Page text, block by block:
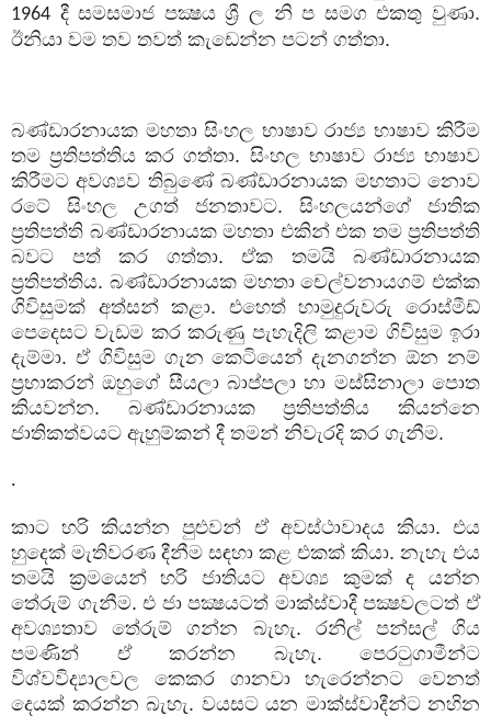
1964 දී සමසමාජ පක්‍ෂය ශ්‍රී ල නි ප සමග එකතු වුණා.
ඊනියා වම තව තවත් කැඩෙන්න පටන් ගත්තා.
බණ්ඩාරනායක මහතා සිංහල භාෂාව රාජ්‍ය භාෂාව කිරීම
තම ප්‍රතිපත්තිය කර ගත්තා. සිංහල භාෂාව රාජ්‍ය භාෂාව
කිරීමට අවශ්‍යව තිබුණේ බණ්ඩාරනායක මහතාට නොව
රටේ සිංහල උගත් ජනතාවට. සිංහලයන්ගේ ජාතික
ප්‍රතිපත්ති බණ්ඩාරනායක මහතා එකින් එක තම ප්‍රතිපත්ති
බවට පත් කර ගත්තා. ඒක තමයි බණ්ඩාරනායක
ප්‍රතිපත්තිය. බණ්ඩාරනායක මහතා චෙල්වනායගම් එක්ක
ගිවිසුමක් අත්සන් කළා. එහෙත් හාමුදුරුවරු රොස්මීඩ්
පෙදෙසට වැඩම කර කරුණු පැහැදිලි කළාම ගිවිසුම ඉරා
දැම්මා. ඒ ගිවිසුම ගැන කෙටියෙන් දැනගන්න ඕන නම්
ප්‍රභාකරන් ඔහුගේ සීයලා බාප්පලා හා මස්සිනාලා පොත
කියවන්න. බණ්ඩාරනායක ප්‍රතිපත්තිය කියන්නෙ
ජාතිකත්වයට ඇහුම්කන් දී තමන් නිවැරදි කර ගැනීම.
.
කාට හරි කියන්න පුළුවන් ඒ අවස්ථාවාදය කියා. එය
හුදෙක් මැතිවරණ දීනීම සඳහා කළ එකක් කියා. නැහැ එය
තමයි ක්‍රමයෙන් හරි ජාතියට අවශ්‍ය කුමක් ද යන්න
තේරුම් ගැනීම. එ ජා පක්‍ෂයටත් මාක්ස්වාදී පක්‍ෂවලටත් ඒ
අවශ්‍යතාව තේරුම් ගන්න බැහැ. රනිල් පන්සල් ගිය
පමණින් ඒ කරන්න බැහැ. පෙරටුගාමීන්ට
විශ්වවිද්‍යාලවල කෙකර ගානවා හැරෙන්නට වෙනත්
දෙයක් කරන්න බැහැ. වයසට යන මාක්ස්වාදීන්ට නහින